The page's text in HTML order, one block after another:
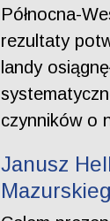
Północna-
rezultaty
landy
czynników o
Janusz